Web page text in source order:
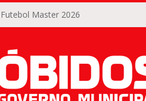
Master 2026